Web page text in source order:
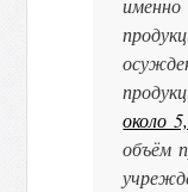
именно
около
объём